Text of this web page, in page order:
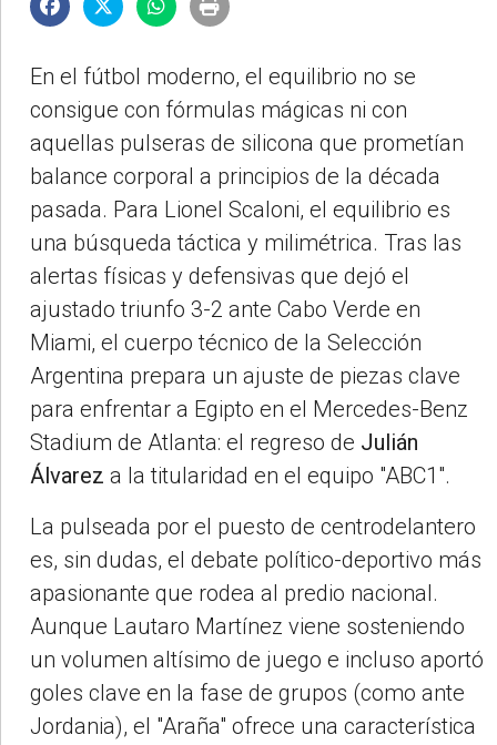
En el fútbol moderno, el equilibrio no se
consigue con fórmulas mágicas ni con
aquellas pulseras de silicona que prometían
balance corporal a principios de la década
pasada. Para Lionel Scaloni, el equilibrio es
una búsqueda táctica y milimétrica. Tras las
alertas físicas y defensivas que dejó el
ajustado triunfo 3-2 ante Cabo Verde en
Miami, el cuerpo técnico de la Selección
Argentina prepara un ajuste de piezas clave
para enfrentar a Egipto en el Mercedes-Benz
Stadium de Atlanta: el regreso de Julián
Álvarez a la titularidad en el equipo "ABC1".
La pulseada por el puesto de centrodelantero
es, sin dudas, el debate político-deportivo más
apasionante que rodea al predio nacional.
Aunque Lautaro Martínez viene sosteniendo
un volumen altísimo de juego e incluso aportó
goles clave en la fase de grupos (como ante
Jordania), el "Araña" ofrece una característica